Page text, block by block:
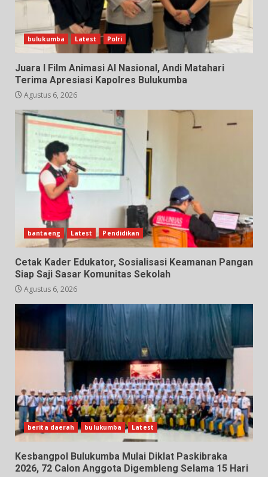
bulukumba Latest Polri
Juara I Film Animasi AI Nasional, Andi Matahari
Terima Apresiasi Kapolres Bulukumba
Agustus 6, 2026
bantaeng Latest Pendidikan
Cetak Kader Edukator, Sosialisasi Keamanan Pangan
Siap Saji Sasar Komunitas Sekolah
Agustus 6, 2026
berita daerah bulukumba Latest
Kesbangpol Bulukumba Mulai Diklat Paskibraka
2026, 72 Calon Anggota Digembleng Selama 15 Hari